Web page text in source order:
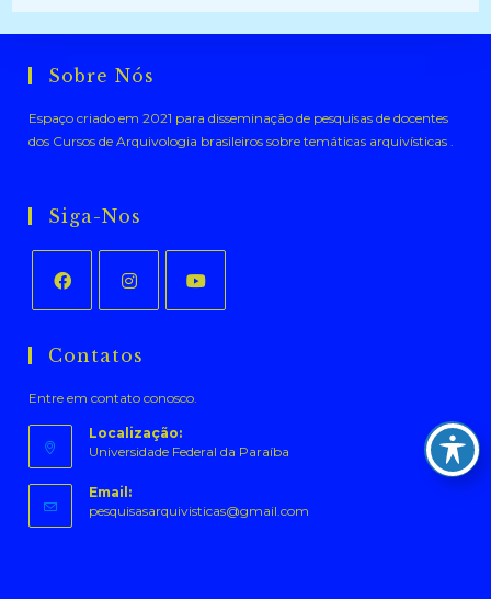
Sobre Nós
Espaço criado em 2021 para disseminação de pesquisas de docentes
dos Cursos de Arquivologia brasileiros sobre temáticas arquivísticas .
Siga-Nos
em
nova
aba
em
nova
aba
nova
aba
Contatos
Entre em contato conosco.
Localização:
Universidade Federal da Paraíba
Email:
pesquisasarquivisticas@gmail.com